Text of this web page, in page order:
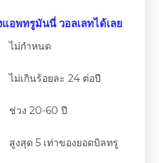
อพทรูมันนี่ วอลเลทได้เลย
ไม่กำหนด
ไม่เกินร้อยละ 24 ต่อปี
ช่วง 20-60 ปี
สูงสุด 5 เท่าของยอดบิลทรู